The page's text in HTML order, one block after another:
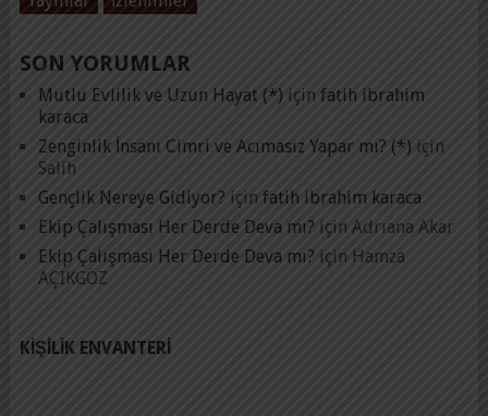
SON YORUMLAR
Mutlu Evlilik ve Uzun Hayat (*) için fatih ibrahim
karaca
Zenginlik İnsanı Cimri ve Acımasız Yapar mı? (*) için
Salih
Gençlik Nereye Gidiyor? için fatih ibrahim karaca
Ekip Çalışması Her Derde Deva mı? için Adrıana Akar
Ekip Çalışması Her Derde Deva mı? için Hamza
AÇIKGÖZ
KIŞILIK ENVANTERI